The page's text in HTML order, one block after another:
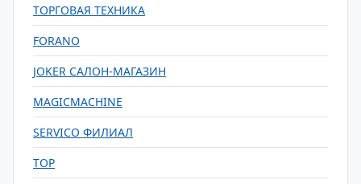
ТОРГОВАЯ ТЕХНИКА
FORANO
JOKER САЛОН-МАГАЗИН
MAGICMACHINE
SERVICO ФИЛИАЛ
TOP